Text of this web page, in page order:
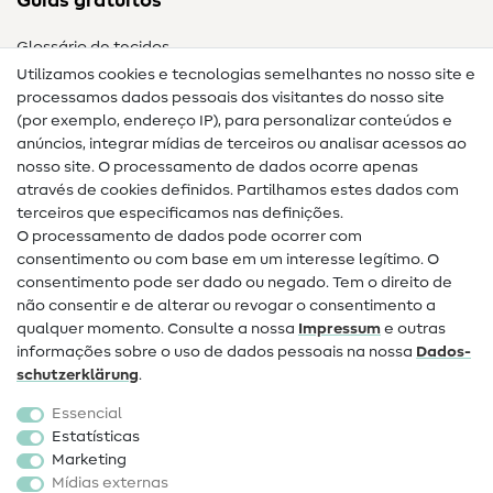
Glossário de tecidos
Guias de costura
Ajuda e contacto
Contacto
Mudança de proprietário
Perguntas frequentes (FAQ)
Direito de cancelamento
Popular
Tecidos
Acessórios de costura
Utilizamos cookies e tecnologias semelhantes no nosso site e
processamos dados pessoais dos visitantes do nosso site
(por exemplo, endereço IP), para personalizar conteúdos e
anúncios, integrar mídias de terceiros ou analisar acessos ao
nosso site. O processamento de dados ocorre apenas
através de cookies definidos. Partilhamos estes dados com
terceiros que especificamos nas definições.
O processamento de dados pode ocorrer com
consentimento ou com base em um interesse legítimo. O
consentimento pode ser dado ou negado. Tem o direito de
não consentir e de alterar ou revogar o consentimento a
qualquer momento. Consulte a nossa Impressum e outras
informações sobre o uso de dados pessoais na nossa Dados­
schutz­erklärung.
Essencial
Estatísticas
Marketing
Mídias externas